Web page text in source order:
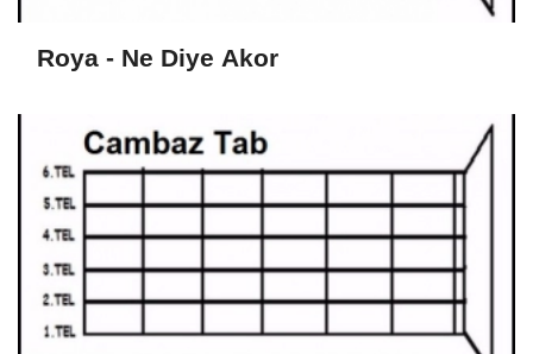
Roya - Ne Diye Akor